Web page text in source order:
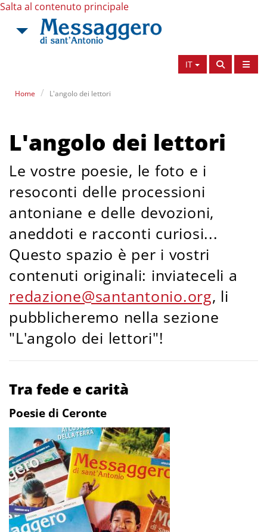
Salta al contenuto principale
IT
Home L'angolo dei lettori
L'angolo dei lettori
Le vostre poesie, le foto e i
resoconti delle processioni
antoniane e delle devozioni,
aneddoti e racconti curiosi...
Questo spazio è per i vostri
contenuti originali: inviateceli a
redazione@santantonio.org, li
pubblicheremo nella sezione
"L'angolo dei lettori"!
Tra fede e carità
Poesie di Ceronte